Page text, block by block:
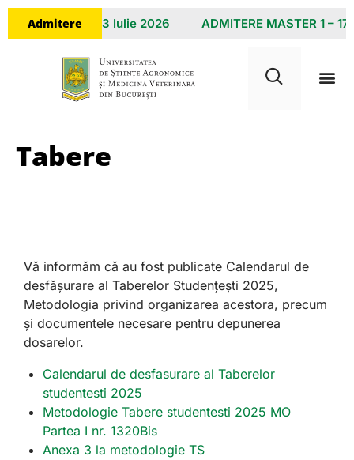
Admitere
LICENȚĂ 8 – 23 Iulie 2026 ADMITERE MASTER 1 –
Tabere
Vă informăm că au fost publicate Calendarul de
desfășurare al Taberelor Studențești 2025,
Metodologia privind organizarea acestora, precum
și documentele necesare pentru depunerea
dosarelor.
Calendarul de desfasurare al Taberelor
studentesti 2025
Metodologie Tabere studentesti 2025 MO
Partea I nr. 1320Bis
Anexa 3 la metodologie TS